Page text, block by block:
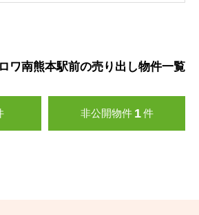
ワ南熊本駅前の売り出し物件一覧
非公開物件 1 件